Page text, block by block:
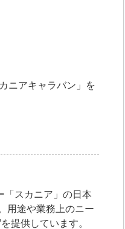
ニアキャラバン」を
「スカニア」の日本
用途や業務上のニー
提供しています。